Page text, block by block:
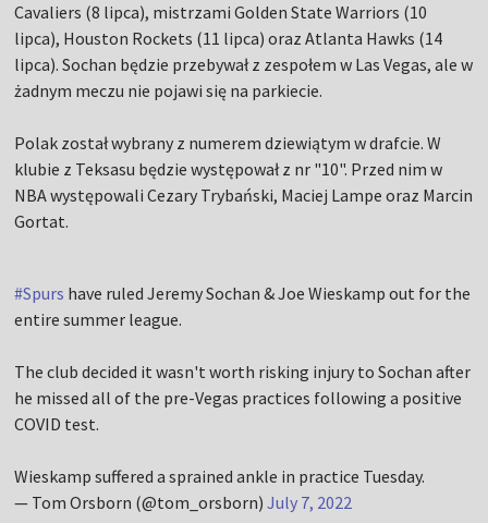
Cavaliers (8 lipca), mistrzami Golden State Warriors (10
lipca), Houston Rockets (11 lipca) oraz Atlanta Hawks (14
lipca). Sochan będzie przebywał z zespołem w Las Vegas, ale w
żadnym meczu nie pojawi się na parkiecie.
Polak został wybrany z numerem dziewiątym w drafcie. W
klubie z Teksasu będzie występował z nr "10". Przed nim w
NBA występowali Cezary Trybański, Maciej Lampe oraz Marcin
Gortat.
#Spurs have ruled Jeremy Sochan & Joe Wieskamp out for the
entire summer league.
The club decided it wasn't worth risking injury to Sochan after
he missed all of the pre-Vegas practices following a positive
COVID test.
Wieskamp suffered a sprained ankle in practice Tuesday.
— Tom Orsborn (@tom_orsborn)July 7, 2022